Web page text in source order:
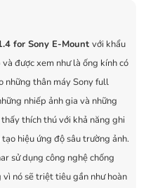
for Sony E-Mount với khẩu
được xem như là ống kính có
những thân máy Sony full
nhiếp ảnh gia và những
thích thú với khả năng ghi
hiệu ứng độ sâu trường ảnh.
sử dụng công nghệ chống
vì nó sẽ triệt tiêu gần như hoàn